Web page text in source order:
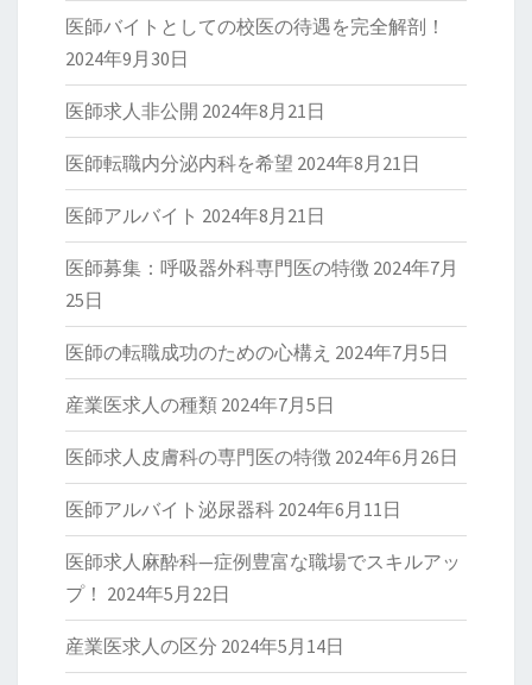
医師バイトとしての校医の待遇を完全解剖！
2024年9月30日
医師求人非公開 2024年8月21日
医師転職内分泌内科を希望 2024年8月21日
医師アルバイト 2024年8月21日
医師募集：呼吸器外科専門医の特徴 2024年7月
25日
医師の転職成功のための心構え 2024年7月5日
産業医求人の種類 2024年7月5日
医師求人皮膚科の専門医の特徴 2024年6月26日
医師アルバイト泌尿器科 2024年6月11日
医師求人麻酔科—症例豊富な職場でスキルアッ
プ！ 2024年5月22日
産業医求人の区分 2024年5月14日